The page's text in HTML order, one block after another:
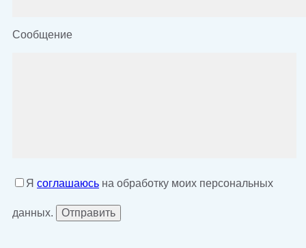
Сообщение
Я соглашаюсь на обработку моих персональных
данных.